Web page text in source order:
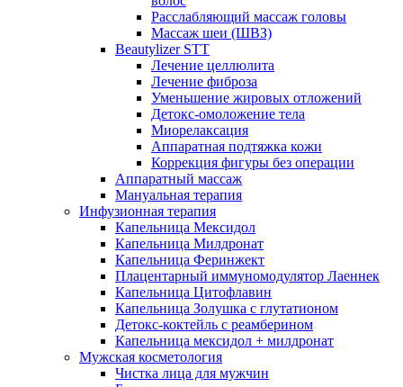
Расслабляющий массаж головы
Массаж шеи (ШВЗ)
Beautylizer STT
Лечение целлюлита
Лечение фиброза
Уменьшение жировых отложений
Детокс-омоложение тела
Миорелаксация
Аппаратная подтяжка кожи
Коррекция фигуры без операции
Аппаратный массаж
Мануальная терапия
Инфузионная терапия
Капельница Мексидол
Капельница Милдронат
Капельница Феринжект
Плацентарный иммуномодулятор Лаеннек
Капельница Цитофлавин
Капельница Золушка с глутатионом
Детокс-коктейль с реамберином
Капельница мексидол + милдронат
Мужская косметология
Чистка лица для мужчин